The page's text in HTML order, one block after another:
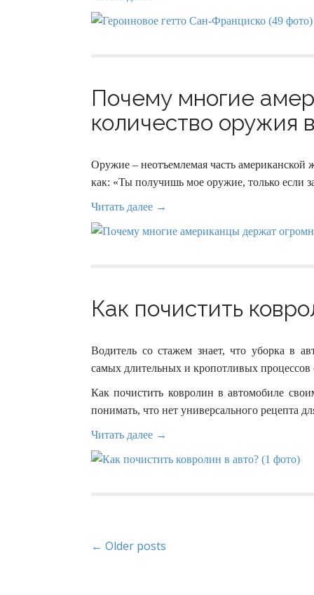
Почему многие
количество оружия
Оружие – неотъемлемая часть американской
как: «Ты получишь мое оружие, только если
Читать далее →
Как почистить
Водитель со стажем знает, что уборка в
самых длительных и кропотливых
Как почистить ковролин в автомобиле
понимать, что нет универсального рецепта
Читать далее →
P
← Older posts